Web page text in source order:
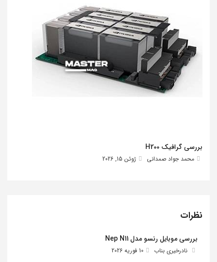
بررسی گرافیک H200
محمد جواد صمدانی ژوئن 15, 2026
نظرات
بررسی موبایل رنسو مدل Nep N11
نادرخیری بناب 10 فوریه 2026